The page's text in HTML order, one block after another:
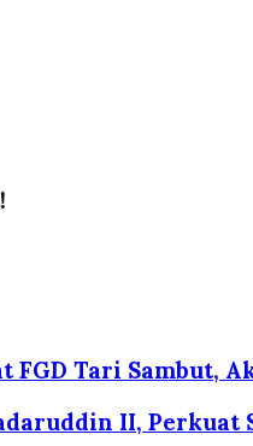
Tari Sambut,
II,